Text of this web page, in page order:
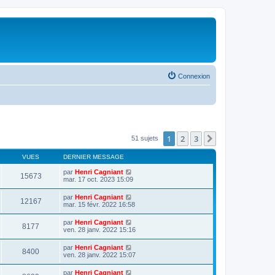
Connexion
51 sujets 1 2 3
VUES DERNIER MESSAGE
15673 par Henri Cagniant
mar. 17 oct. 2023 15:09
12167 par Henri Cagniant
mar. 15 févr. 2022 16:58
8177 par Henri Cagniant
ven. 28 janv. 2022 15:16
8400 par Henri Cagniant
ven. 28 janv. 2022 15:07
par Henri Cagniant